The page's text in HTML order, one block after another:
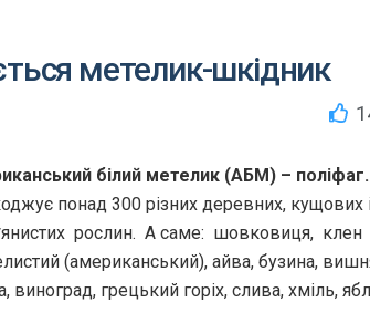
метелик-шкідник
білий метелик (АБМ) – поліфаг.
понад 300 різних деревних, кущових
рослин. А саме: шовковиця, клен
(американський), айва, бузина,
виноград, грецький горіх, слива, хміль,